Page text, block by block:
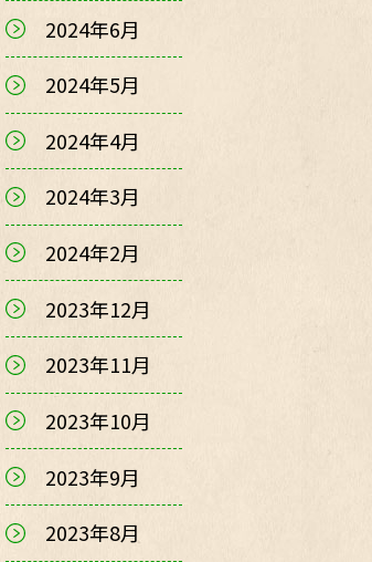
2024年6月
2024年5月
2024年4月
2024年3月
2024年2月
2023年12月
2023年11月
2023年10月
2023年9月
2023年8月